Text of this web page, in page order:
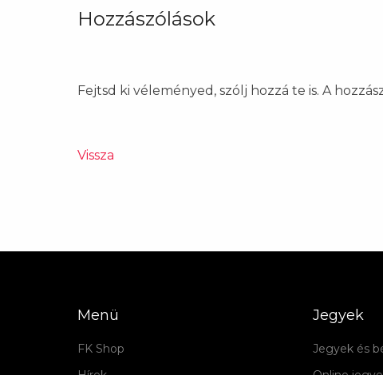
Hozzászólások
Fejtsd ki véleményed, szólj hozzá te is. A
Vissza
Menü
FK Shop
Jegyek
Jegyek és